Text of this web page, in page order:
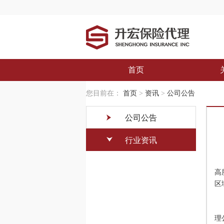
首页
您目前在： 首页 > 资讯 > 公司公告
公司公告
行业资讯
高
区
理